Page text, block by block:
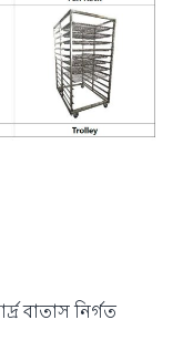
বাতাস নির্গত